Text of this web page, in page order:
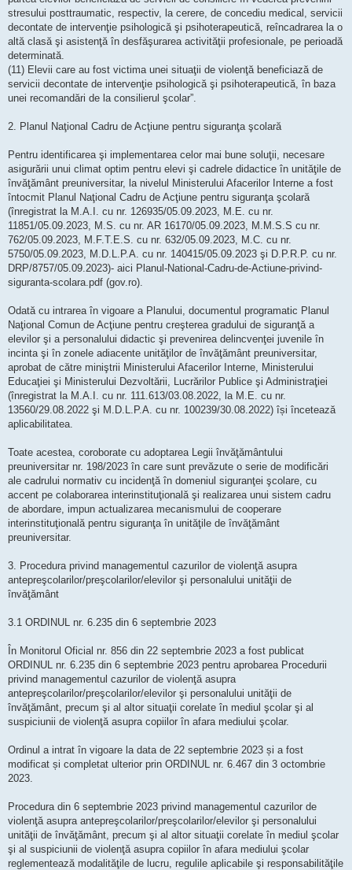
stresului posttraumatic, respectiv, la cerere, de concediu medical, servicii
decontate de intervenţie psihologică şi psihoterapeutică, reîncadrarea la o
altă clasă şi asistenţă în desfăşurarea activităţii profesionale, pe perioadă
determinată.
(11) Elevii care au fost victima unei situaţii de violenţă beneficiază de
servicii decontate de intervenţie psihologică şi psihoterapeutică, în baza
unei recomandări de la consilierul şcolar”.
2. Planul Naţional Cadru de Acţiune pentru siguranţa şcolară
Pentru identificarea şi implementarea celor mai bune soluţii, necesare
asigurării unui climat optim pentru elevi şi cadrele didactice în unităţile de
învăţământ preuniversitar, la nivelul Ministerului Afacerilor Interne a fost
întocmit Planul Naţional Cadru de Acţiune pentru siguranţa şcolară
(înregistrat la M.A.I. cu nr. 126935/05.09.2023, M.E. cu nr.
11851/05.09.2023, M.S. cu nr. AR 16170/05.09.2023, M.M.S.S cu nr.
762/05.09.2023, M.F.T.E.S. cu nr. 632/05.09.2023, M.C. cu nr.
5750/05.09.2023, M.D.L.P.A. cu nr. 140415/05.09.2023 şi D.P.R.P. cu nr.
DRP/8757/05.09.2023)- aici Planul-National-Cadru-de-Actiune-privind-
siguranta-scolara.pdf (gov.ro).
Odată cu intrarea în vigoare a Planului, documentul programatic Planul
Naţional Comun de Acţiune pentru creşterea gradului de siguranţă a
elevilor şi a personalului didactic şi prevenirea delincvenţei juvenile în
incinta şi în zonele adiacente unităţilor de învăţământ preuniversitar,
aprobat de către miniştrii Ministerului Afacerilor Interne, Ministerului
Educaţiei şi Ministerului Dezvoltării, Lucrărilor Publice şi Administraţiei
(înregistrat la M.A.I. cu nr. 111.613/03.08.2022, la M.E. cu nr.
13560/29.08.2022 şi M.D.L.P.A. cu nr. 100239/30.08.2022) își încetează
aplicabilitatea.
Toate acestea, coroborate cu adoptarea Legii învăţământului
preuniversitar nr. 198/2023 în care sunt prevăzute o serie de modificări
ale cadrului normativ cu incidenţă în domeniul siguranţei şcolare, cu
accent pe colaborarea interinstituţională şi realizarea unui sistem cadru
de abordare, impun actualizarea mecanismului de cooperare
interinstituţională pentru siguranţa în unităţile de învăţământ
preuniversitar.
3. Procedura privind managementul cazurilor de violenţă asupra
antepreşcolarilor/preşcolarilor/elevilor şi personalului unităţii de
învăţământ
3.1 ORDINUL nr. 6.235 din 6 septembrie 2023
În Monitorul Oficial nr. 856 din 22 septembrie 2023 a fost publicat
ORDINUL nr. 6.235 din 6 septembrie 2023 pentru aprobarea Procedurii
privind managementul cazurilor de violenţă asupra
antepreşcolarilor/preşcolarilor/elevilor şi personalului unităţii de
învăţământ, precum şi al altor situaţii corelate în mediul şcolar şi al
suspiciunii de violenţă asupra copiilor în afara mediului şcolar.
Ordinul a intrat în vigoare la data de 22 septembrie 2023 și a fost
modificat și completat ulterior prin ORDINUL nr. 6.467 din 3 octombrie
2023.
Procedura din 6 septembrie 2023 privind managementul cazurilor de
violenţă asupra antepreşcolarilor/preşcolarilor/elevilor şi personalului
unităţii de învăţământ, precum şi al altor situaţii corelate în mediul şcolar
şi al suspiciunii de violenţă asupra copiilor în afara mediului şcolar
reglementează modalităţile de lucru, regulile aplicabile şi responsabilităţile